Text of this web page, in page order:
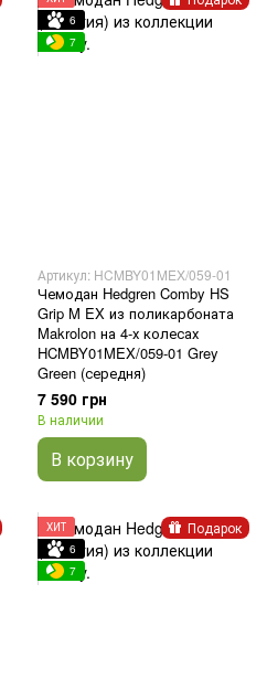
6
7
Артикул: HCMBY01MEX/059-01
Чемодан Hedgren Comby HS
Grip M EX из поликарбоната
Makrolon на 4-х колесах
HCMBY01MEX/059-01 Grey
Green (середня)
7 590 грн
В наличии
В корзину
Подарок
ХИТ
6
7